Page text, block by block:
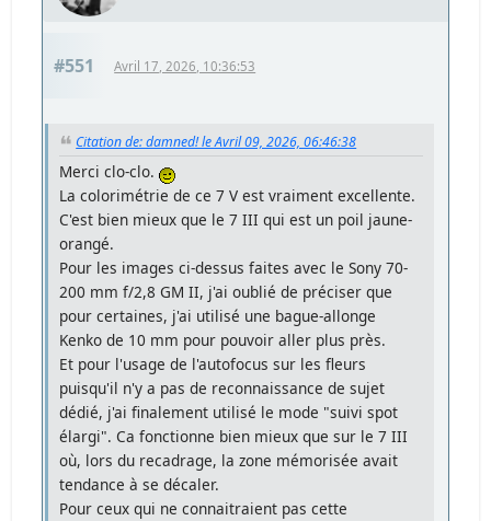
#551 Avril 17, 2026, 10:36:53
Citation de: damned! le Avril 09, 2026, 06:46:38
Merci clo-clo.
La colorimétrie de ce 7 V est vraiment excellente.
C'est bien mieux que le 7 III qui est un poil jaune-
orangé.
Pour les images ci-dessus faites avec le Sony 70-
200 mm f/2,8 GM II, j'ai oublié de préciser que
pour certaines, j'ai utilisé une bague-allonge
Kenko de 10 mm pour pouvoir aller plus près.
Et pour l'usage de l'autofocus sur les fleurs
puisqu'il n'y a pas de reconnaissance de sujet
dédié, j'ai finalement utilisé le mode "suivi spot
élargi". Ca fonctionne bien mieux que sur le 7 III
où, lors du recadrage, la zone mémorisée avait
tendance à se décaler.
Pour ceux qui ne connaitraient pas cette